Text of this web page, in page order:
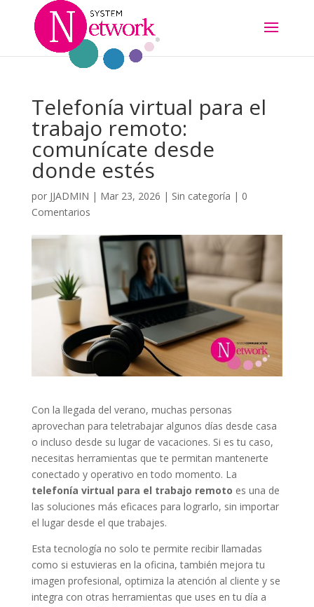
Telefonía virtual para el
trabajo remoto:
comunícate desde
donde estés
por JJADMIN | Mar 23, 2026 | Sin categoría | 0
Comentarios
Con la llegada del verano, muchas personas
aprovechan para teletrabajar algunos días desde casa
o incluso desde su lugar de vacaciones. Si es tu caso,
necesitas herramientas que te permitan mantenerte
conectado y operativo en todo momento. La
telefonía virtual para el trabajo remoto es una de
las soluciones más eficaces para lograrlo, sin importar
el lugar desde el que trabajes.
Esta tecnología no solo te permite recibir llamadas
como si estuvieras en la oficina, también mejora tu
imagen profesional, optimiza la atención al cliente y se
integra con otras herramientas que uses en tu día a